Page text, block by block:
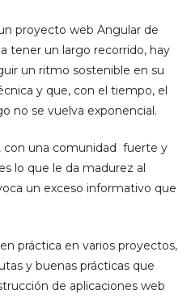
proyecto web Angular de
tener un largo recorrido, hay
un ritmo sostenible en su
y que, con el tiempo, el
no se vuelva exponencial.
con una comunidad fuerte y
lo que le da madurez al
un exceso informativo que
práctica en varios proyectos,
y buenas prácticas que
de aplicaciones web